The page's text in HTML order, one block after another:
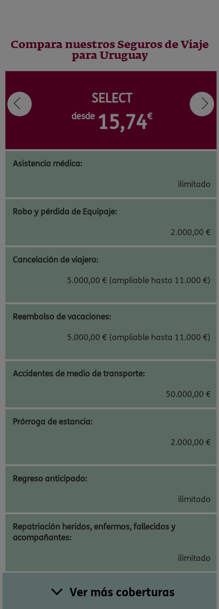
Compara nuestros Seguros de Viaje
para Uruguay
SELECT
desde 15,74€
Asistencia médica:
ilimitado
Robo y pérdida de Equipaje:
2.000,00 €
Cancelación de viajero:
5.000,00 € (ampliable hasta 11.000 €)
Reembolso de vacaciones:
5.000,00 € (ampliable hasta 11.000 €)
Accidentes de medio de transporte:
50.000,00 €
Prórroga de estancia:
2.000,00 €
Regreso anticipado:
ilimitado
Repatriación heridos, enfermos, fallecidos y
acompañantes:
ilimitado
Ver más coberturas